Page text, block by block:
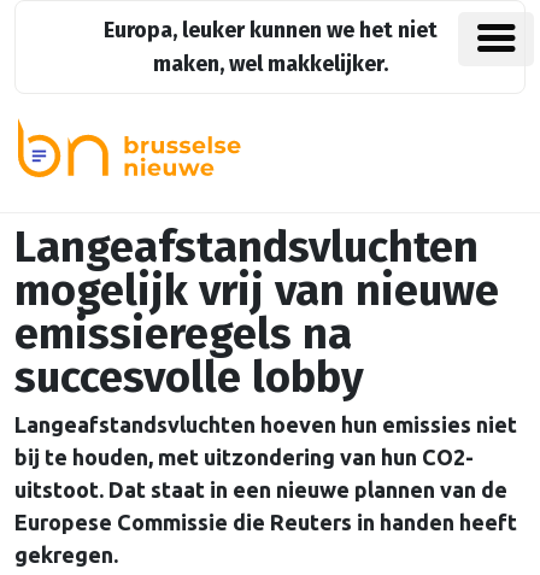
Europa, leuker kunnen we het niet
maken, wel makkelijker.
Langeafstandsvluchten
mogelijk vrij van nieuwe
emissieregels na
succesvolle lobby
Langeafstandsvluchten hoeven hun emissies niet
bij te houden, met uitzondering van hun CO2-
uitstoot. Dat staat in een nieuwe plannen van de
Europese Commissie die Reuters in handen heeft
gekregen.